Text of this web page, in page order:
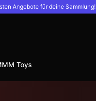
Angebote für deine Sammlung!
Toys